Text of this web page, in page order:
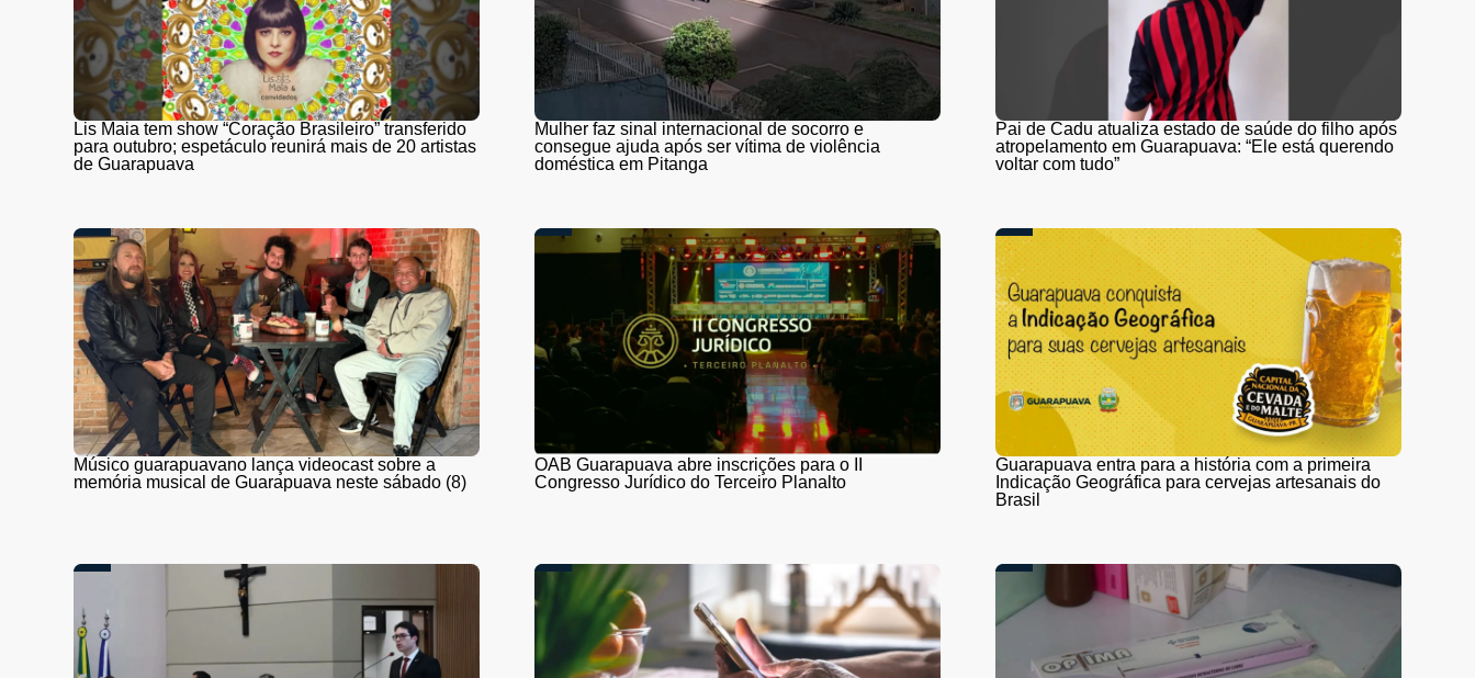
Lis Maia tem show “Coração Brasileiro” transferido
para outubro; espetáculo reunirá mais de 20 artistas
de Guarapuava
Mulher faz sinal internacional de socorro e
consegue ajuda após ser vítima de violência
doméstica em Pitanga
Pai de Cadu atualiza estado de saúde do filho após
atropelamento em Guarapuava: “Ele está querendo
voltar com tudo”
Músico guarapuavano lança videocast sobre a
memória musical de Guarapuava neste sábado (8)
OAB Guarapuava abre inscrições para o II
Congresso Jurídico do Terceiro Planalto
Guarapuava entra para a história com a primeira
Indicação Geográfica para cervejas artesanais do
Brasil